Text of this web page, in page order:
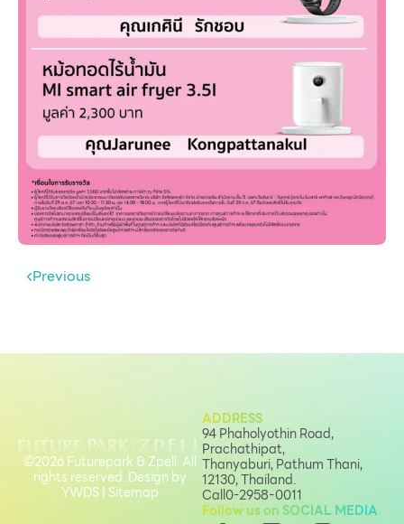
Future Park Benefit
Previous
ADDRESS
94 Phaholyothin Road,
Prachathipat,
Thanyaburi, Pathum Thani,
12130, Thailand.
Call0-2958-0011
Follow us on SOCIAL MEDIA
©2026 Futurepark & Zpell. All
rights reserved. Design by
YWDS|Sitemap